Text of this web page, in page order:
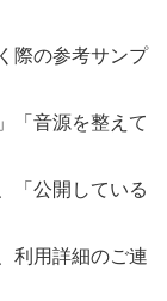
際の参考サンプ
「音源を整えて
「公開している
利用詳細のご連